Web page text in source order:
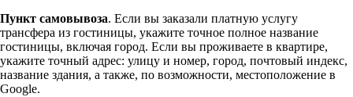
Пункт самовывоза. Если вы заказали платную услугу
трансфера из гостиницы, укажите точное полное название
гостиницы, включая город. Если вы проживаете в квартире,
укажите точный адрес: улицу и номер, город, почтовый индекс,
название здания, а также, по возможности, местоположение в
Google.